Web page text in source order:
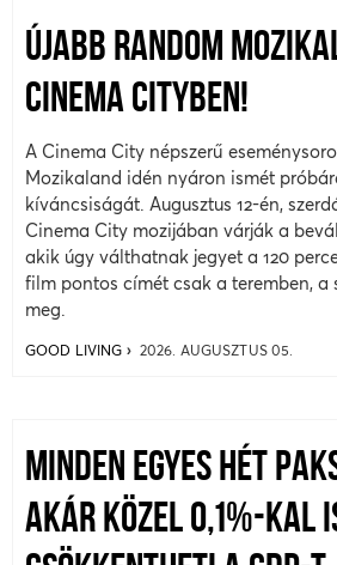
ÚJABB RANDOM
CINEMA CITYBEN!
A Cinema City népszerű
Mozikaland idén nyáron ismét
kíváncsiságát. Augusztus 12-én,
Cinema City mozijában várják a
akik úgy válthatnak jegyet a 120
film pontos címét csak a teremben, a
meg.
GOOD LIVING 2026. AUGUSZTUS 05.
MINDEN EGYES HÉT
AKÁR KÖZEL 0,1%-KAL